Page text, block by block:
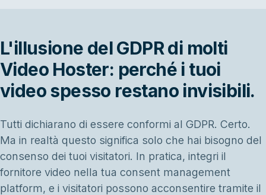
L'illusione del GDPR di molti
Video Hoster: perché i tuoi
video spesso restano invisibili.
Tutti dichiarano di essere conformi al GDPR. Certo.
Ma in realtà questo significa solo che hai bisogno del
consenso dei tuoi visitatori. In pratica, integri il
fornitore video nella tua consent management
platform, e i visitatori possono acconsentire tramite il